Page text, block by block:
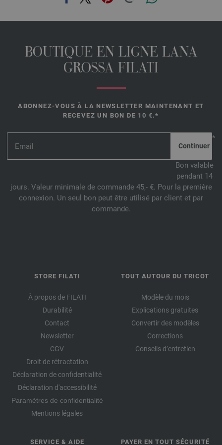
BOUTIQUE EN LIGNE LANA
GROSSA FILATI
ABONNEZ-VOUS À LA NEWSLETTER MAINTENANT ET
RECEVEZ UN BON DE 10 €.*
*
Bon valable
pendant 14
jours. Valeur minimale de commande 45,- €. Pour la première
connexion. Un seul bon peut être utilisé par client et par
commande.
STORE FILATI
À propos de FILATI
Durabilité
Contact
Newsletter
CGV
Droit de rétractation
Déclaration de confidentialité
Déclaration d'accessibilité
Paramètres de confidentialité
Mentions légales
TOUT AUTOUR DU TRICOT
Modèle du mois
Explications gratuites
Convertir des modèles
Corrections
Conseils d’entretien
SERVICE & AIDE PAYER EN TOUT SÉCURITÉ